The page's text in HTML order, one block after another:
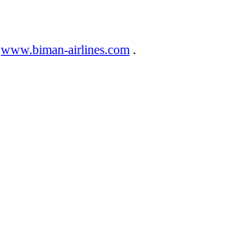
www.biman-airlines.com .